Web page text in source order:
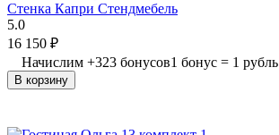
Стенка Капри Стендмебель
5.0
16 150 ₽
Начислим +323 бонусов1 бонус = 1 рубль
В корзину